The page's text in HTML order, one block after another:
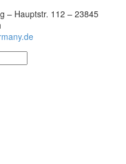
– Hauptstr. 112 – 23845